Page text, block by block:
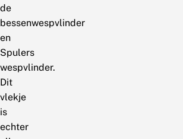
de
bessenwespvlinder
en
Spulers
wespvlinder.
Dit
vlekje
is
echter